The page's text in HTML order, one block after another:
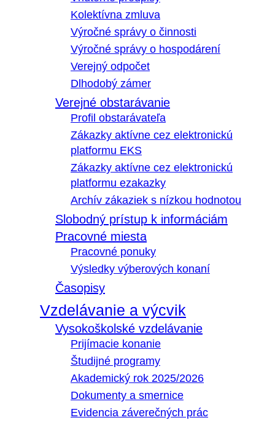
Kolektívna zmluva
Výročné správy o činnosti
Výročné správy o hospodárení
Verejný odpočet
Dlhodobý zámer
Verejné obstarávanie
Profil obstarávateľa
Zákazky aktívne cez elektronickú
platformu EKS
Zákazky aktívne cez elektronickú
platformu ezakazky
Archív zákaziek s nízkou hodnotou
Slobodný prístup k informáciám
Pracovné miesta
Pracovné ponuky
Výsledky výberových konaní
Časopisy
Vzdelávanie a výcvik
Vysokoškolské vzdelávanie
Prijímacie konanie
Študijné programy
Akademický rok 2025/2026
Dokumenty a smernice
Evidencia záverečných prác